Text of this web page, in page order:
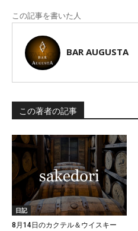
この記事を書いた人
BAR AUGUSTA
この著者の記事
日記
8月14日のカクテル＆ウイスキー